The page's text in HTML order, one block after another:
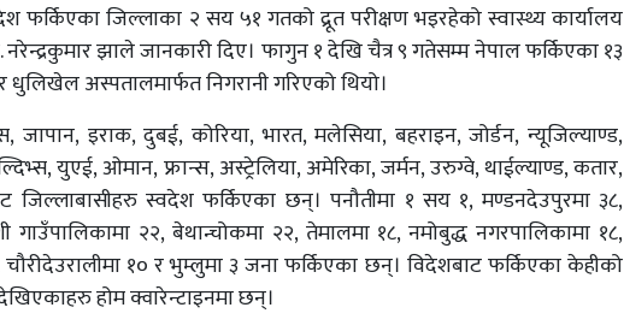
फर्किएका जिल्लाका २ सय ५१ गतको द्रूत परीक्षण भइरहेको स्वास्थ्य कार्यालय
नरेन्द्रकुमार झाले जानकारी दिए। फागुन १ देखि चैत्र ९ गतेसम्म नेपाल फर्किएका १३
अस्पतालमार्फत निगरानी गरिएको थियो।
इराक, दुबई, कोरिया, भारत, मलेसिया, बहराइन, जोर्डन, न्यूजिल्याण्ड,
युएई, ओमान, फ्रान्स, अस्ट्रेलिया, अमेरिका, जर्मन, उरुग्वे, थाईल्याण्ड, कतार,
जिल्लाबासीहरु स्वदेश फर्किएका छन्। पनौतीमा १ सय १, मण्डनदेउपुरमा ३८,
गाउँपालिकामा २२, बेथान्चोकमा २२, तेमालमा १८, नमोबुद्ध नगरपालिकामा १८,
चौरीदेउरालीमा १० र भुम्लुमा ३ जना फर्किएका छन्। विदेशबाट फर्किएका केहीको
होम क्वारेन्टाइनमा छन्।